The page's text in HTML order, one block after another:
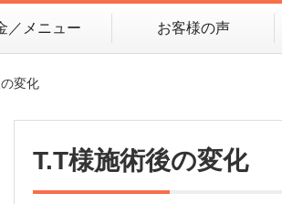
／メニュー お客様の声
変化
T.T様施術後の変化